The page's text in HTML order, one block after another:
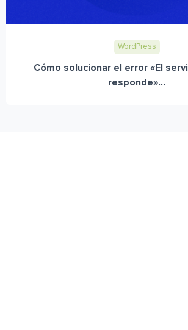
WordPress
Cómo solucionar el error «El
responde»...